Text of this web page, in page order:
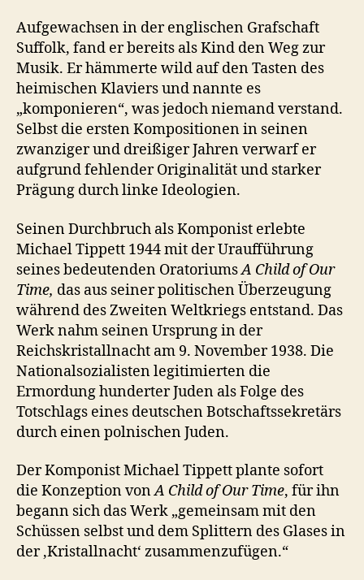
Aufgewachsen in der englischen Grafschaft
Suffolk, fand er bereits als Kind den Weg zur
Musik. Er hämmerte wild auf den Tasten des
heimischen Klaviers und nannte es
„komponieren“, was jedoch niemand verstand.
Selbst die ersten Kompositionen in seinen
zwanziger und dreißiger Jahren verwarf er
aufgrund fehlender Originalität und starker
Prägung durch linke Ideologien.
Seinen Durchbruch als Komponist erlebte
Michael Tippett 1944 mit der Uraufführung
seines bedeutenden OratoriumsA Child of Our
Time, das aus seiner politischen Überzeugung
während des Zweiten Weltkriegs entstand. Das
Werk nahm seinen Ursprung in der
Reichskristallnacht am 9. November 1938. Die
Nationalsozialisten legitimierten die
Ermordung hunderter Juden als Folge des
Totschlags eines deutschen Botschaftssekretärs
durch einen polnischen Juden.
Der Komponist Michael Tippett plante sofort
die Konzeption vonA Child of Our Time, für ihn
begann sich das Werk „gemeinsam mit den
Schüssen selbst und dem Splittern des Glases in
der ‚Kristallnacht‘ zusammenzufügen.“